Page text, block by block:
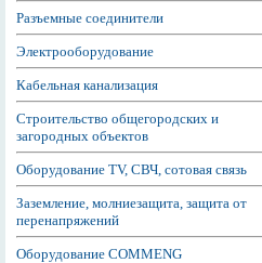
Разъемные соединители
Электрооборудование
Кабельная канализация
Строительство общегородских и
загородных объектов
Оборудование TV, СВЧ, сотовая связь
Заземление, молниезащита, защита от
перенапряжений
Оборудование COMMENG